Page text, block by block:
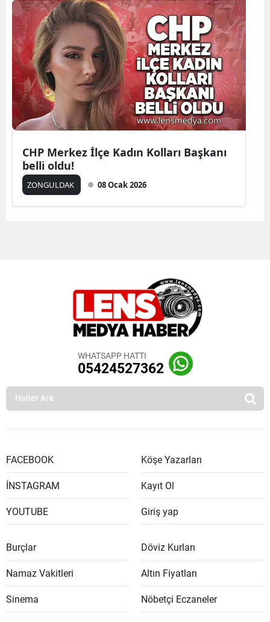
CHP Merkez İlçe Kadın Kolları Başkanı
belli oldu!
ZONGULDAK 08 Ocak 2026
WHATSAPP HATTI
05424527362
FACEBOOK
İNSTAGRAM
YOUTUBE
Köşe Yazarları
Kayıt Ol
Giriş yap
Burçlar
Namaz Vakitleri
Sinema
Döviz Kurları
Altın Fiyatları
Nöbetçi Eczaneler